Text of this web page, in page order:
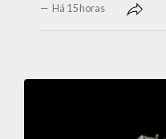
Há 15 horas